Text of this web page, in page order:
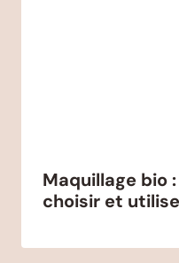
Maquillage bio
choisir et